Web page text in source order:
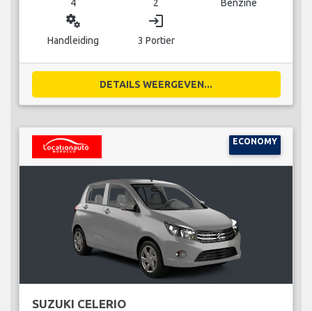
4 2 Benzine
miscellaneous_services
Handleiding
login
3 Portier
DETAILS WEERGEVEN...
ECONOMY
SUZUKI CELERIO